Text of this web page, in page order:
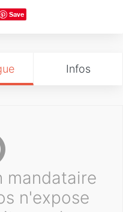
Save
Infos
mandataire
n'expose